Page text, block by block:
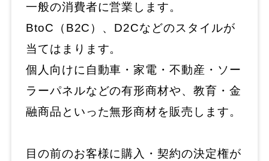
一般の消費者に営業します。
BtoC（B2C）、D2Cなどのスタイルが
当てはまります。
個人向けに自動車・家電・不動産・ソー
ラーパネルなどの有形商材や、教育・金
融商品といった無形商材を販売します。
目の前のお客様に購入・契約の決定権が